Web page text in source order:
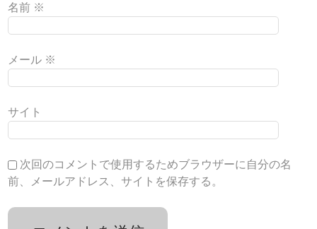
名前 ※
メール ※
サイト
次回のコメントで使用するためブラウザーに自分の名
前、メールアドレス、サイトを保存する。